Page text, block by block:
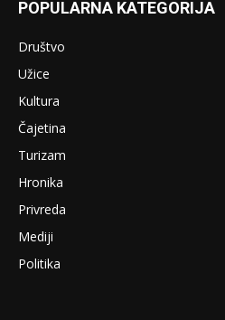
POPULARNA KATEGORIJA
Društvo
Užice
Kultura
Čajetina
Turizam
Hronika
Privreda
Mediji
Politika